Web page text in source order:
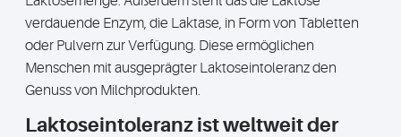
verdauende Enzym, die Laktase, in Form von Tabletten
oder Pulvern zur Verfügung. Diese ermöglichen
Menschen mit ausgeprägter Laktoseintoleranz den
Genuss von Milchprodukten.
Laktoseintoleranz ist weltweit der